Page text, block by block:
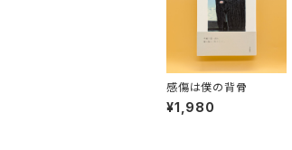
感傷は僕の背骨
¥1,980